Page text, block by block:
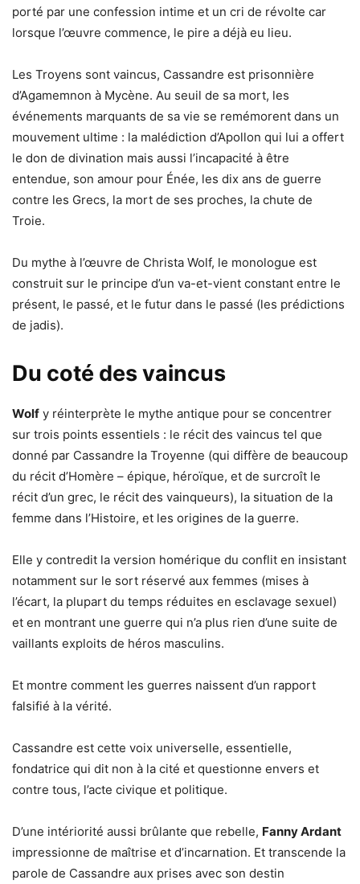
porté par une confession intime et un cri de révolte car
lorsque l’œuvre commence, le pire a déjà eu lieu.
Les Troyens sont vaincus, Cassandre est prisonnière
d’Agamemnon à Mycène. Au seuil de sa mort, les
événements marquants de sa vie se remémorent dans un
mouvement ultime : la malédiction d’Apollon qui lui a offert
le don de divination mais aussi l’incapacité à être
entendue, son amour pour Énée, les dix ans de guerre
contre les Grecs, la mort de ses proches, la chute de
Troie.
Du mythe à l’œuvre de Christa Wolf, le monologue est
construit sur le principe d’un va-et-vient constant entre le
présent, le passé, et le futur dans le passé (les prédictions
de jadis).
Du coté des vaincus
Wolf y réinterprète le mythe antique pour se concentrer
sur trois points essentiels : le récit des vaincus tel que
donné par Cassandre la Troyenne (qui diffère de beaucoup
du récit d’Homère – épique, héroïque, et de surcroît le
récit d’un grec, le récit des vainqueurs), la situation de la
femme dans l’Histoire, et les origines de la guerre.
Elle y contredit la version homérique du conflit en insistant
notamment sur le sort réservé aux femmes (mises à
l’écart, la plupart du temps réduites en esclavage sexuel)
et en montrant une guerre qui n’a plus rien d’une suite de
vaillants exploits de héros masculins.
Et montre comment les guerres naissent d’un rapport
falsifié à la vérité.
Cassandre est cette voix universelle, essentielle,
fondatrice qui dit non à la cité et questionne envers et
contre tous, l’acte civique et politique.
D’une intériorité aussi brûlante que rebelle, Fanny Ardant
impressionne de maîtrise et d’incarnation. Et transcende la
parole de Cassandre aux prises avec son destin